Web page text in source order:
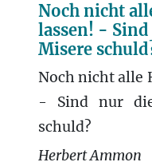
Noch nicht
lassen! -
Misere
Noch nicht alle
- Sind nur
schuld?
Herbert Ammon